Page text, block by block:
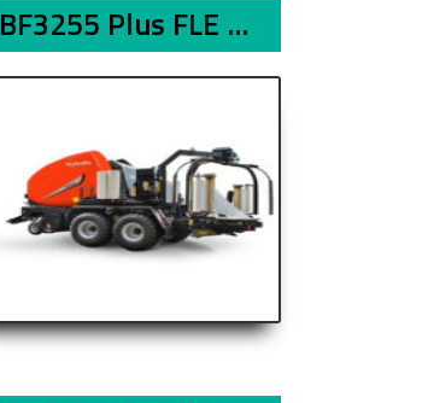
BF3255 Plus FLE ...